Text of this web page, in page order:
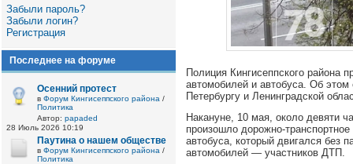
Забыли пароль?
Забыли логин?
Регистрация
Последнее на форуме
Осенний протест
в Форум Кингисеппского района /
Политика
Автор: papaded
28 Июль 2026 10:19
Паутина о нашем обществе
в Форум Кингисеппского района /
Политика
Полиция Кингисеппского района
автомобилей и автобуса. Об
Петербургу и Ленинградской
Накануне, 10 мая, около девяти
произошло дорожно-
автобуса, который двигался без
автомобилей — участников ДТП.